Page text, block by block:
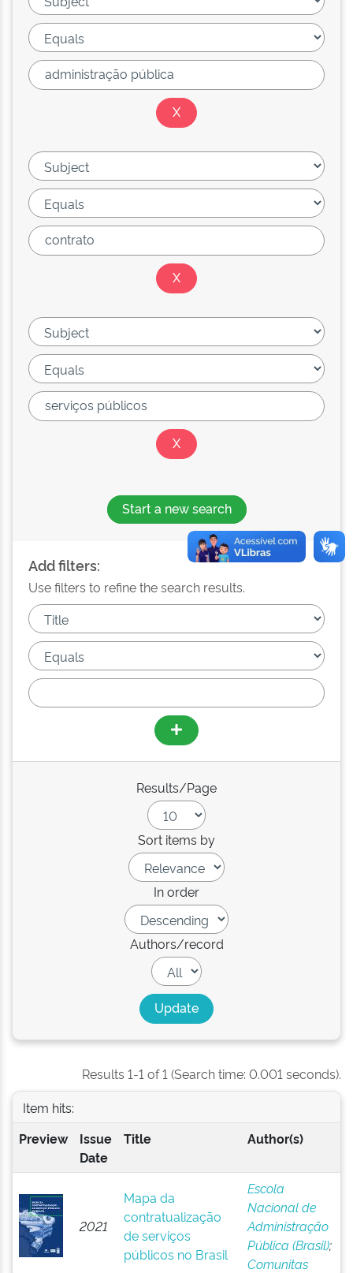
Start a new search
Add filters:
Use filters to refine the search results.
Results/Page
Sort items by
In order
Authors/record
Results 1-1 of 1 (Search time: 0.001 seconds).
Item hits:
Preview
Issue
Date
Title Author(s)
2021
Mapa da
contratualização
de serviços
públicos no Brasil
Escola
Nacional de
Administração
Pública (Brasil);
Comunitas